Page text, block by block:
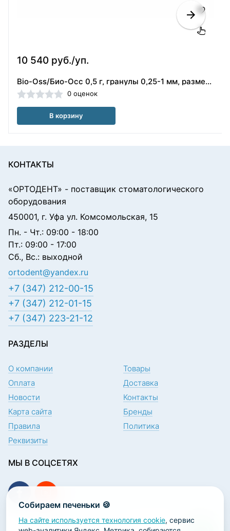
10 540 руб./уп.
Bio-Oss/Био-Осс 0,5 г, гранулы 0,25-1 мм, размер S, натуральный костнозамещающий материал Geistlich (Швейцария)
0 оценок
В корзину
Собираем печеньки 🍪
На сайте используется технология cookie, сервис
КОНТАКТЫ
«ОРТОДЕНТ» - поставщик стоматологического
оборудования
450001, г. Уфа ул. Комсомольская, 15
Пн. - Чт.: 09:00 - 18:00
Пт.: 09:00 - 17:00
Сб., Вс.: выходной
ortodent@yandex.ru
+7 (347) 212-00-15
+7 (347) 212-01-15
+7 (347) 223-21-12
РАЗДЕЛЫ
О компании
Товары
Оплата
Доставка
Новости
Контакты
Карта сайта
Бренды
Правила
Политика
Реквизиты
МЫ В СОЦСЕТЯХ
ПОДПИСКА НА НОВОСТИ